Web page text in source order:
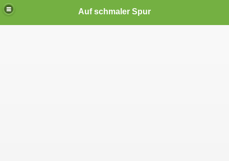
Auf schmaler Spur